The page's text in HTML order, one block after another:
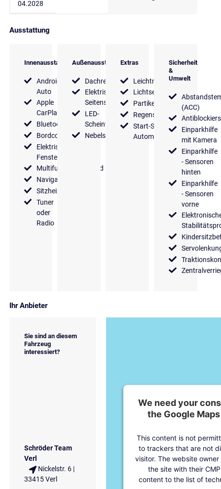
04.2028
Ausstattung
Innenausstattung
Android
Auto
Apple
CarPlay
Bluetooth
Bordcomputer
Elektrische
Fensterheber
Multifunktionslenkrad
Navigationssystem
Sitzheizung
Tuner
oder
Radio
Außenausstattung
Dachreling
Elektrische
Seitenspiegel
LED-
Scheinwerfer
Nebelscheinwerfer
Extras
Leichtmetallfelgen
Lichtsensor
Partikelfilter
Regensensor
Start-Stop
Automatik
Sicherheit
&
Umwelt
(ACC)
Einparkhilfe
mit Kamera
Einparkhilfe
- Sensoren
hinten
Einparkhilfe
- Sensoren
vorne
Ihr Anbieter
Sie sind an diesem
Fahrzeug
interessiert?
Schröder Team
Verl
Nickelstr. 6 |
33415 Verl
We need your
the Google
This content is not
to trackers that are not
visitor. The website
the site with their
content to the list of